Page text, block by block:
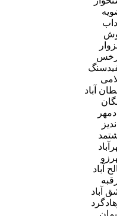
آباد
آباد
آباد